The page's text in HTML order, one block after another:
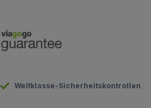
Weltklasse-Sicherheitskontrollen